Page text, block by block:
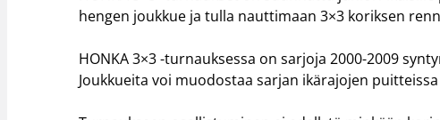
hengen joukkue ja tulla nauttimaan 3×3 koriksen
HONKA 3×3 -turnauksessa on sarjoja 2000-2009
Joukkueita voi muodostaa sarjan ikärajojen